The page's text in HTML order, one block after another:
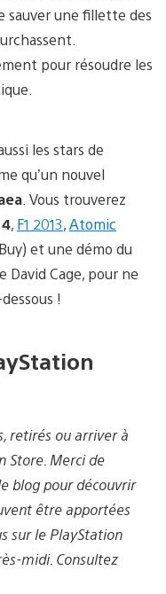
sauver une fillette des
pour résoudre les
les stars de
qu’un nouvel
. Vous trouverez
, F1 2013,Atomic
et une démo du
David Cage, pour ne
!
retirés ou arriver à
Store. Merci de
blog pour découvrir
être apportées
sur le PlayStation
midi. Consultez